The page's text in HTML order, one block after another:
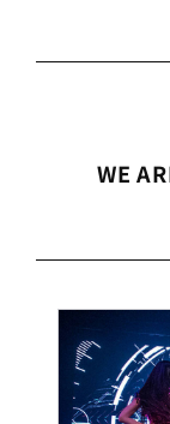
WE